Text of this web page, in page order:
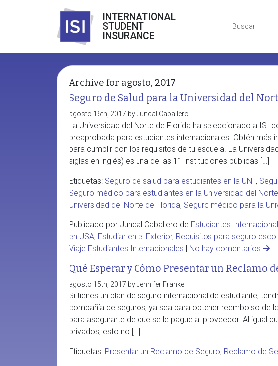
INTERNATIONAL
STUDENT
INSURANCE
Archive for agosto, 2017
Seguro de Salud para la Universidad del
agosto 16th, 2017 by Juncal Caballero
La Universidad del Norte de Florida ha seleccionado a ISI
preaprobada para estudiantes internacionales. Obtén más
para cumplir con los requisitos de tu escuela. La
siglas en inglés) es una de las 11 instituciones públicas […]
Etiquetas: Seguro de salud para estudiantes en la UNF,
Seguro médico para estudiantes en la Universidad del
Universidad del Norte de Florida, Seguro médico para la
Publicado por Juncal Caballero de Estudiantes
en USA, Estudiar en el Exterior, Requisitos para seguro
Viaje Estudiantes Internacionales | No hay comentarios
Qué Esperar y Cómo Presentar un Reclamo
agosto 15th, 2017 by Jennifer Frankel
Si tienes un plan de seguro internacional de estudiante,
compañía de seguros, ya sea para obtener reembolso de
para asegurarte de que se le pague al proveedor. Al igual
privados, esto no […]
Etiquetas: Presentar un Reclamo de Seguro, Reclamo de